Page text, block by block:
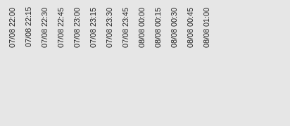
07/08 22:00 07/08 22:15 07/08 22:30 07/08 22:45 07/08 23:00 07/08 23:15 07/08 23:30 07/08 23:45 08/08 00:00 08/08 00:15 08/08 00:30 08/08 00:45 08/08 01:00